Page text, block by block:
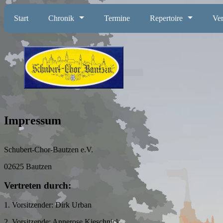
Start Chronik Termine Repertoire
Impressum
Schubert-Chor-Bautzen e.V.
02625 Bautzen
Vertreten durch:
1. Vorsitzender: Dirk Urban